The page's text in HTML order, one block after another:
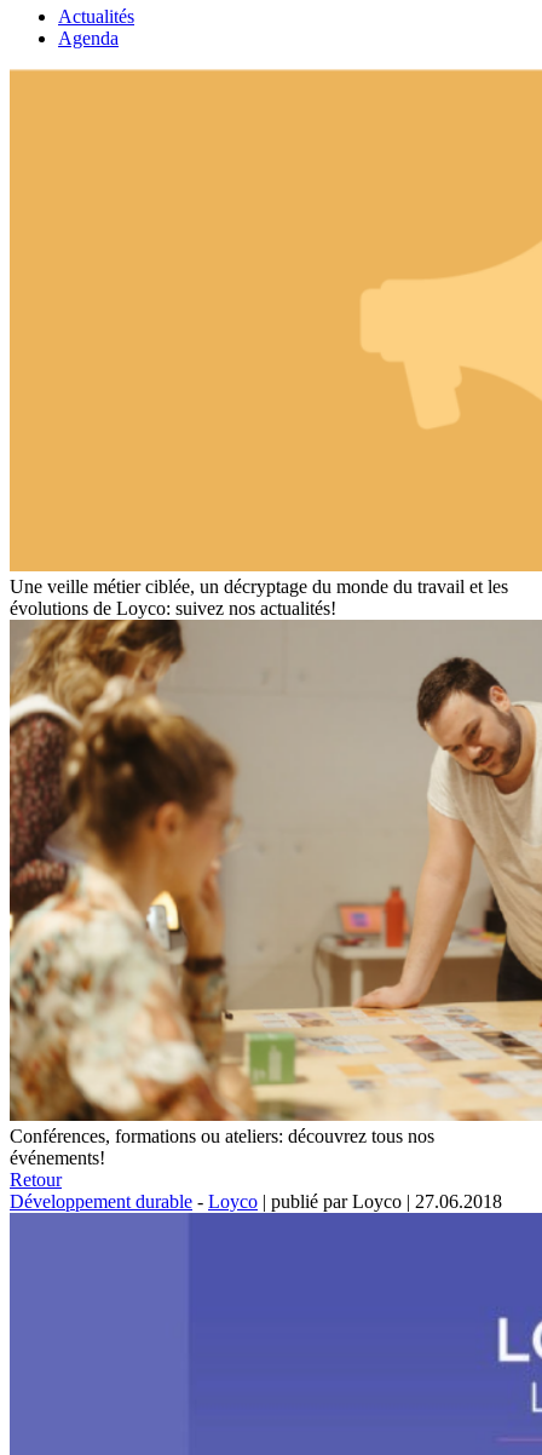
Actualités
Agenda
Une veille métier ciblée, un décryptage du monde du travail et les
évolutions de Loyco: suivez nos actualités!
Conférences, formations ou ateliers: découvrez tous nos
événements!
Retour
Développement durable - Loyco | publié par Loyco | 27.06.2018